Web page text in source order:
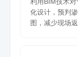
利用BIM技术
化设计，预判
图，减少现场返